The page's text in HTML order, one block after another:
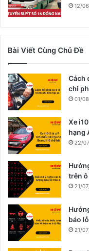
12/
Bài Viết Cùng Chủ Đề
Cách
chi
01/
Xe
hạng
22/
trên
21/
báo
21/